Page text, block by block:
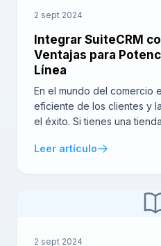
2 sept 2024
Integrar SuiteCRM
Ventajas para
Línea
En el mundo del comercio
eficiente de los clientes y
el éxito. Si tienes una
de tu negocio, integrar
Leer artículo
2 sept 2024